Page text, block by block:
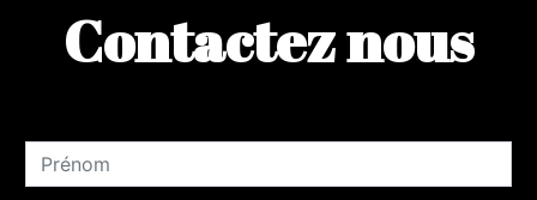
Contactez nous